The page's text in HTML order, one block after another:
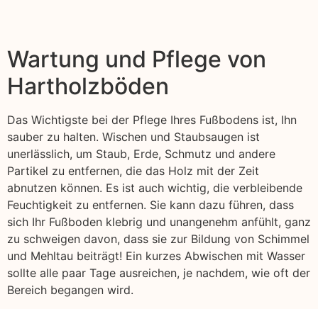
Wartung und Pflege von
Hartholzböden
Das Wichtigste bei der Pflege Ihres Fußbodens ist, Ihn
sauber zu halten. Wischen und Staubsaugen ist
unerlässlich, um Staub, Erde, Schmutz und andere
Partikel zu entfernen, die das Holz mit der Zeit
abnutzen können. Es ist auch wichtig, die verbleibende
Feuchtigkeit zu entfernen. Sie kann dazu führen, dass
sich Ihr Fußboden klebrig und unangenehm anfühlt, ganz
zu schweigen davon, dass sie zur Bildung von Schimmel
und Mehltau beiträgt! Ein kurzes Abwischen mit Wasser
sollte alle paar Tage ausreichen, je nachdem, wie oft der
Bereich begangen wird.